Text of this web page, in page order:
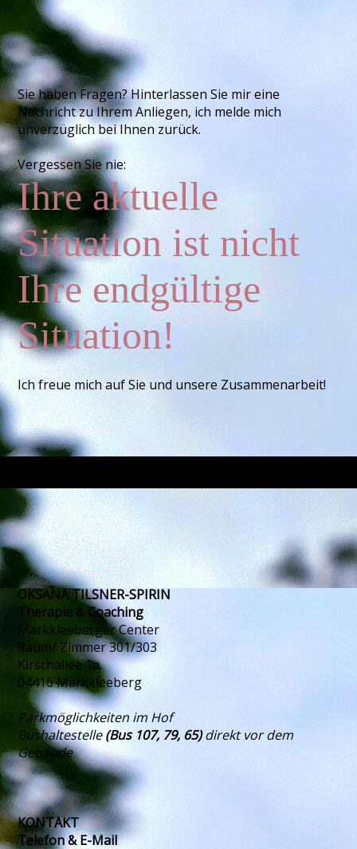
Sie haben Fragen? Hinterlassen Sie mir eine
Nachricht zu Ihrem Anliegen, ich melde mich
unverzüglich bei Ihnen zurück.
Vergessen Sie nie:
Ihre aktuelle
Situation ist nicht
Ihre endgültige
Situation!
Ich freue mich auf Sie und unsere Zusammenarbeit!
OKSANA TILSNER-SPIRIN
Therapie & Coaching
Markkleeberger Center
Raum/ Zimmer 301/303
Kirschallee 1a
04416 Markkleeberg
Parkmöglichkeiten im Hof
Bushaltestelle(Bus 107, 79, 65)direkt vor dem
Gebäude
KONTAKT
Telefon & E-Mail